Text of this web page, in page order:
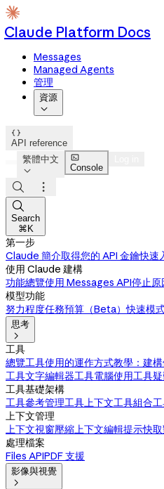
Claude Platform Docs
Messages
Managed Agents
管理
資源


API reference
繁體中文


Console



Search
⌘K
第一步
Claude 簡介取得您的 API 金鑰快速
使用 Claude 建構
功能總覽使用 Messages API停止原
模型功能
努力程度任務預算（Beta）快速模
思考

工具
總覽工具使用的運作方式教學：建
工具文字編輯器工具電腦使用工具
工具基礎架構
工具參考管理工具上下文工具組合
上下文管理
上下文視窗壓縮上下文編輯提示快取
處理檔案
Files APIPDF 支援
影像與視覺
